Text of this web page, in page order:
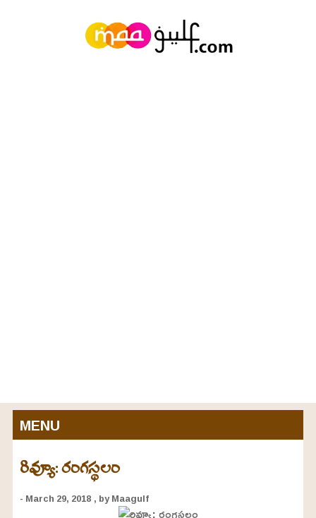
MENU
రివ్యూ: రంగస్థలం
- March 29, 2018 , by Maagulf